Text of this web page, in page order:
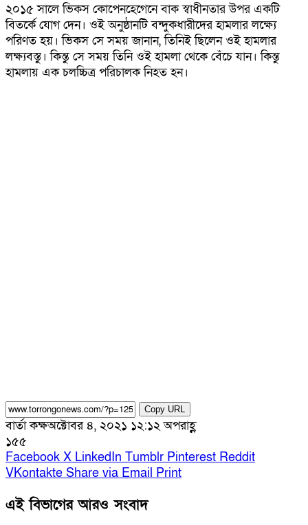
২০১৫ সালে ভিকস কোপেনহেগেনে বাক স্বাধীনতার উপর একটি
বিতর্কে যোগ দেন। ওই অনুষ্ঠানটি বন্দুকধারীদের হামলার লক্ষ্যে
পরিণত হয়। ভিকস সে সময় জানান, তিনিই ছিলেন ওই হামলার
লক্ষ্যবস্তু। কিন্তু সে সময় তিনি ওই হামলা থেকে বেঁচে যান। কিন্তু
হামলায় এক চলচ্চিত্র পরিচালক নিহত হন।
Copy URL
বার্তা কক্ষঅক্টোবর ৪, ২০২১ ১২:১২ অপরাহ্ণ
১৫৫
Facebook X LinkedIn Tumblr Pinterest Reddit
VKontakte Share via Email Print
এই বিভাগের আরও সংবাদ